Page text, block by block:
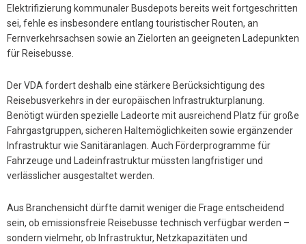
Elektrifizierung kommunaler Busdepots bereits weit fortgeschritten
sei, fehle es insbesondere entlang touristischer Routen, an
Fernverkehrsachsen sowie an Zielorten an geeigneten Ladepunkten
für Reisebusse.
Der VDA fordert deshalb eine stärkere Berücksichtigung des
Reisebusverkehrs in der europäischen Infrastrukturplanung.
Benötigt würden spezielle Ladeorte mit ausreichend Platz für große
Fahrgastgruppen, sicheren Haltemöglichkeiten sowie ergänzender
Infrastruktur wie Sanitäranlagen. Auch Förderprogramme für
Fahrzeuge und Ladeinfrastruktur müssten langfristiger und
verlässlicher ausgestaltet werden.
Aus Branchensicht dürfte damit weniger die Frage entscheidend
sein, ob emissionsfreie Reisebusse technisch verfügbar werden –
sondern vielmehr, ob Infrastruktur, Netzkapazitäten und